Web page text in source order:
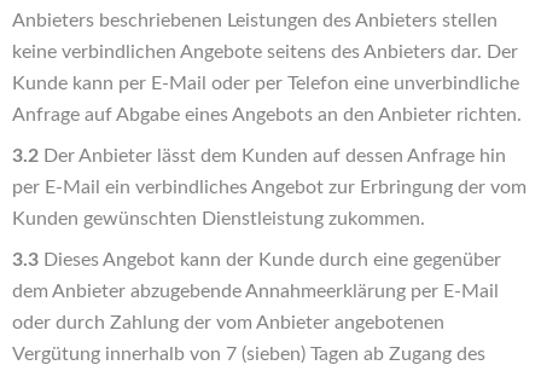
Anbieters beschriebenen Leistungen des Anbieters stellen
keine verbindlichen Angebote seitens des Anbieters dar. Der
Kunde kann per E-Mail oder per Telefon eine unverbindliche
Anfrage auf Abgabe eines Angebots an den Anbieter richten.
3.2 Der Anbieter lässt dem Kunden auf dessen Anfrage hin
per E-Mail ein verbindliches Angebot zur Erbringung der vom
Kunden gewünschten Dienstleistung zukommen.
3.3 Dieses Angebot kann der Kunde durch eine gegenüber
dem Anbieter abzugebende Annahmeerklärung per E-Mail
oder durch Zahlung der vom Anbieter angebotenen
Vergütung innerhalb von 7 (sieben) Tagen ab Zugang des